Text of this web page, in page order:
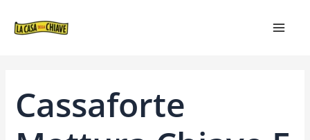
Cassaforte
ARTICOLI